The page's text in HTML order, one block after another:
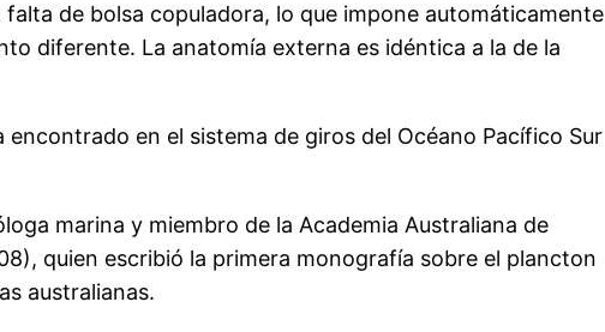
de bolsa copuladora, lo que impone automáticamente
diferente. La anatomía externa es idéntica a la de la
encontrado en el sistema de giros del Océano Pacífico Sur
marina y miembro de la Academia Australiana de
quien escribió la primera monografía sobre el plancton
australianas.